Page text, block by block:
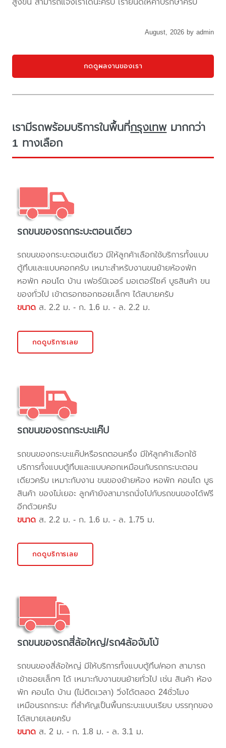
August, 2026 by admin
กดดูผลงานของเรา
เรามีรถพร้อมบริการในพื้นที่กรุงเทพมากกว่า
1 ทางเลือก
รถขนของรถกระบะตอนเดียว
รถขนของกระบะตอนเดียว มีให้ลูกค้าเลือกใช้บริการทั้งแบบ
ตู้ทึบและแบบคอกครับ เหมาะสำหรับงานขนย้ายห้องพัก
หอพัก คอนโด บ้าน เฟอร์นิเจอร์ มอเตอร์ไซค์ บูธสินค้า ขน
ของทั่วไป เข้าตรอกซอกซอยเล็กๆ ได้สบายครับ
ขนาด ส. 2.2 ม. - ก. 1.6 ม. - ล. 2.2 ม.
กดดูบริการเลย
รถขนของรถกระบะแค๊ป
รถขนของกระบะแค๊ปหรือรถตอนครึ่ง มีให้ลูกค้าเลือกใช้
บริการทั้งแบบตู้ทึบและแบบคอกเหมือนกับรถกระบะตอน
เดียวครับ เหมาะกับงาน ขนของย้ายห้อง หอพัก คอนโด บูธ
สินค้า ของไม่เยอะ ลูกค้ายังสามารถนั่งไปกับรถขนของได้ฟรี
อีกด้วยครับ
ขนาด ส. 2.2 ม. - ก. 1.6 ม. - ล. 1.75 ม.
กดดูบริการเลย
รถขนของรถสี่ล้อใหญ่/รถ4ล้อจัมโบ้
รถขนของสี่ล้อใหญ่ มีให้บริการทั้งแบบตู้ทึบ/คอก สามารถ
เข้าซอยเล็กๆ ได้ เหมาะกับงานขนย้ายทั่วไป เช่น สินค้า ห้อง
พัก คอนโด บ้าน (ไม่ติดเวลา) วิ่งได้ตลอด 24ชั่วโมง
เหมือนรถกระบะ ที่สำคัญเป็นพื้นกระบะแบบเรียบ บรรทุกของ
ได้สบายเลยครับ
ขนาด ส. 2 ม. - ก. 1.8 ม. - ล. 3.1 ม.